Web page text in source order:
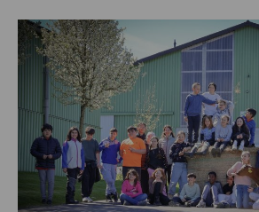
Die
Klasse
5g
besucht
den
Mohnenhof
Röhl